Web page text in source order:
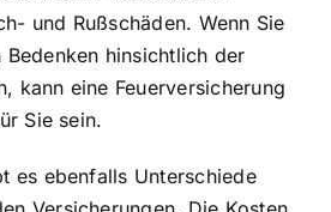
und Rußschäden. Wenn Sie
hinsichtlich der
kann eine Feuerversicherung
Sie sein.
es ebenfalls Unterschiede